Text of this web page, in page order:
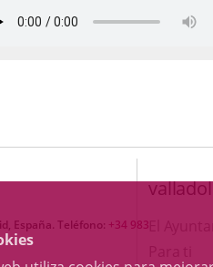
España. Teléfono: +34 983